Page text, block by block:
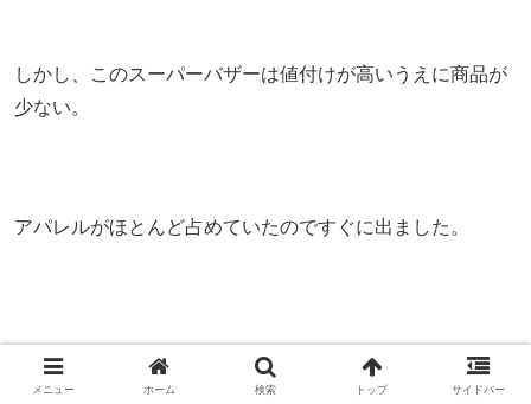
しかし、このスーパーバザーは値付けが高いうえに商品が
少ない。
アパレルがほとんど占めていたのですぐに出ました。
メニュー ホーム 検索 トップ サイドバー